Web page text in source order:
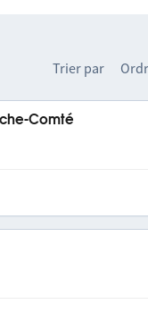
Trier par
Comté